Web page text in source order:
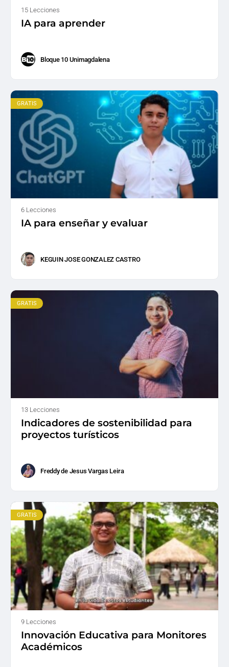
15 Lecciones
IA para aprender
Bloque 10 Unimagdalena
GRATIS
6 Lecciones
IA para enseñar y evaluar
KEGUIN JOSE GONZALEZ CASTRO
GRATIS
13 Lecciones
Indicadores de sostenibilidad para
proyectos turísticos
Freddy de Jesus Vargas Leira
GRATIS
9 Lecciones
Innovación Educativa para Monitores
Académicos